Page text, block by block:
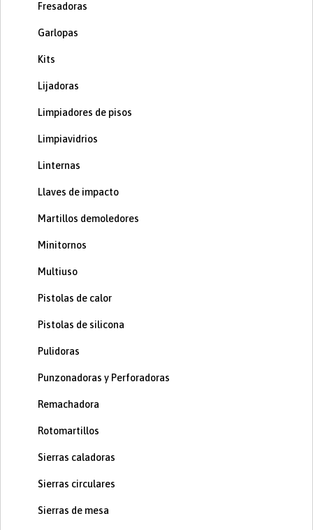
Fresadoras
Garlopas
Kits
Lijadoras
Limpiadores de pisos
Limpiavidrios
Linternas
Llaves de impacto
Martillos demoledores
Minitornos
Multiuso
Pistolas de calor
Pistolas de silicona
Pulidoras
Punzonadoras y Perforadoras
Remachadora
Rotomartillos
Sierras caladoras
Sierras circulares
Sierras de mesa